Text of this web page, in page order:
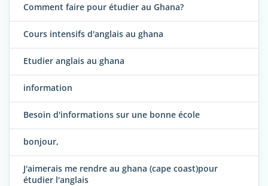
Comment faire pour étudier au Ghana?
Cours intensifs d'anglais au ghana
Etudier anglais au ghana
information
Besoin d'informations sur une bonne école
bonjour,
J'aimerais me rendre au ghana (cape coast)pour
étudier l'anglais